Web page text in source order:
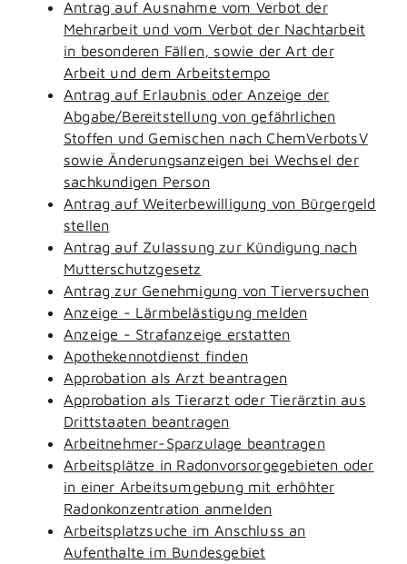
Antrag auf Ausnahme vom Verbot der
Mehrarbeit und vom Verbot der Nachtarbeit
in besonderen Fällen, sowie der Art der
Arbeit und dem Arbeitstempo
Antrag auf Erlaubnis oder Anzeige der
Abgabe/Bereitstellung von gefährlichen
Stoffen und Gemischen nach ChemVerbotsV
sowie Änderungsanzeigen bei Wechsel der
sachkundigen Person
Antrag auf Weiterbewilligung von Bürgergeld
stellen
Antrag auf Zulassung zur Kündigung nach
Mutterschutzgesetz
Antrag zur Genehmigung von Tierversuchen
Anzeige - Lärmbelästigung melden
Anzeige - Strafanzeige erstatten
Apothekennotdienst finden
Approbation als Arzt beantragen
Approbation als Tierarzt oder Tierärztin aus
Drittstaaten beantragen
Arbeitnehmer-Sparzulage beantragen
Arbeitsplätze in Radonvorsorgegebieten oder
in einer Arbeitsumgebung mit erhöhter
Radonkonzentration anmelden
Arbeitsplatzsuche im Anschluss an
Aufenthalte im Bundesgebiet